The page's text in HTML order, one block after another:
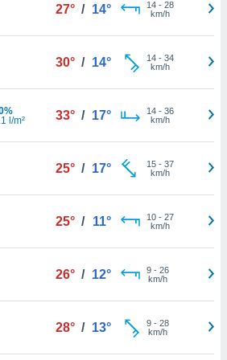
27° / 14° 14- 28
km/h
30° / 14° 14- 34
km/h
l/m²
33° / 17° 14- 36
km/h
25° / 17° 15- 37
km/h
25° / 11° 10- 27
km/h
26° / 12° 9- 26
km/h
28° / 13° 9- 28
km/h